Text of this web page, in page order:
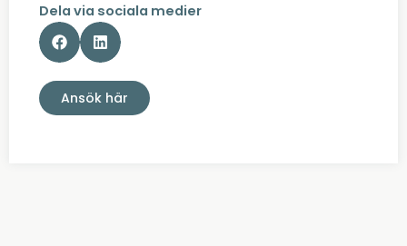
Dela via sociala medier
Ansök här